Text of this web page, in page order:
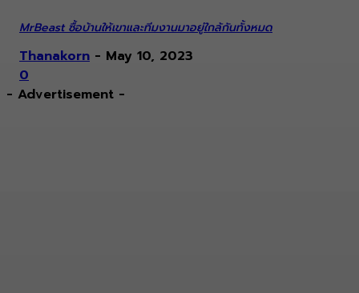
MrBeast ซื้อบ้านให้เขาและทีมงานมาอยู่ใกล้กันทั้งหมด
Thanakorn - May 10, 2023
0
- Advertisement -